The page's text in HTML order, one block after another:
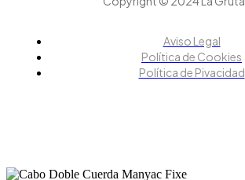
Aviso Legal
Política de Cookies
Política de Pivacidad